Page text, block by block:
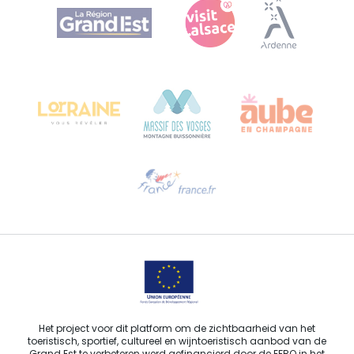
Agence Régionale du Tourisme Grand Est
Bureau de Colmar (hoofdkantoor)
Stuur ons een e-mail
Het project voor dit platform om de zichtbaarheid van het
toeristisch, sportief, cultureel en wijntoeristisch aanbod van de